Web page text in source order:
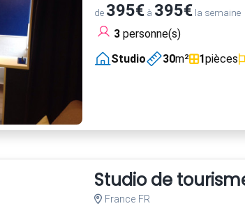
de 395€à 395€la semaine
3personne(s)
Studio
30m² 1pièces
Studio de
France FR